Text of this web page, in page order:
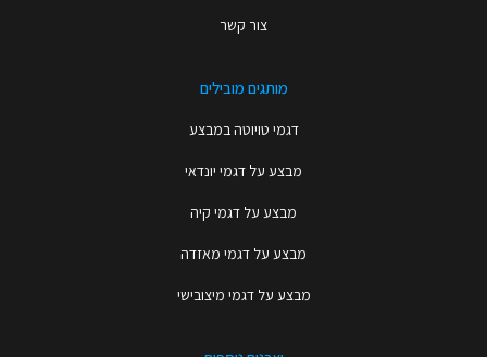
צור קשר
מותגים מובילים
דגמי טויוטה במבצע
מבצע על דגמי יונדאי
מבצע על דגמי קיה
מבצע על דגמי מאזדה
מבצע על דגמי מיצובישי